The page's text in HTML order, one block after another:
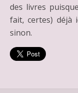
des livres
fait, certes) déjà
sinon.